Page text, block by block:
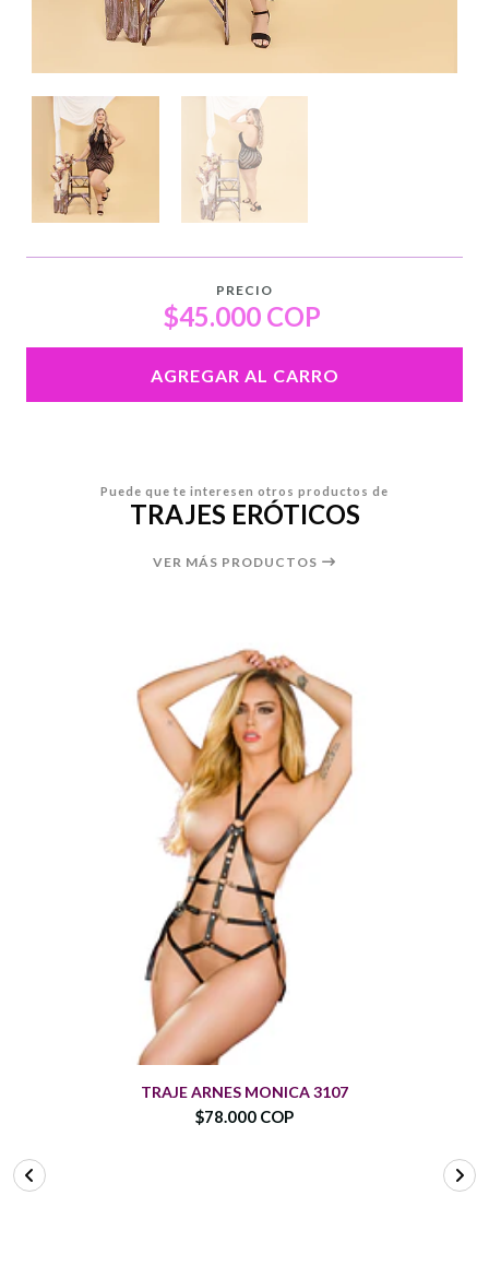
PRECIO
$45.000 COP
AGREGAR AL CARRO
Puede que te interesen otros productos de
TRAJES ERÓTICOS
VER MÁS PRODUCTOS
TRAJE ARNES MONICA 3107
$78.000 COP